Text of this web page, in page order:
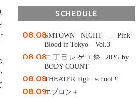
SCHEDULE
08.08SMTOWN NIGHT – Pink
Blood in Tokyo – Vol.3
08.08二丁目レゲエ祭 2026 by
BODY COUNT
08.08THEATER high↑ school ‼
08.09エプロン＋